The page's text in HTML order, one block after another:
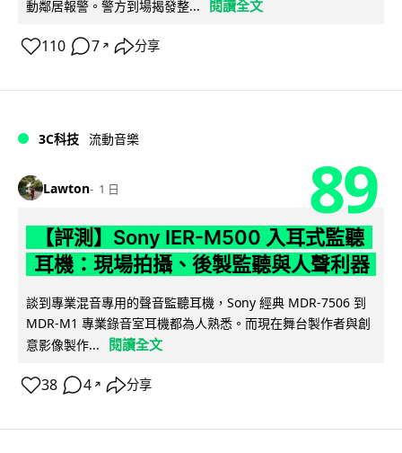
動鄰居報警。警方到場揭發整... 閱讀全文
110 7 ↗ 分享
3C科技 流動音樂
Lawton 1 日 89
【評測】Sony IER-M500 入耳式監聽
耳機：現場拍攝、後製監聽與人聲利器
談到專業混音專用的聲音監聽耳機，Sony 經典 MDR-7506 到
MDR-M1 專業錄音室耳機都為人熟悉。而現在舞台製作者與創
意影像製作...
閱讀全文
38 4 ↗ 分享